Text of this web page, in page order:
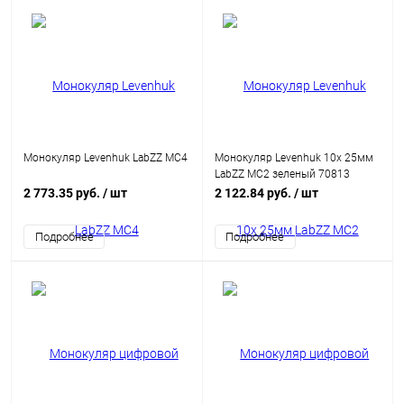
Монокуляр Levenhuk LabZZ MC4
2 773.35 руб. / шт
Подробнее
Монокуляр Levenhuk 10x 25мм
LabZZ MC2 зеленый 70813
2 122.84 руб. / шт
Подробнее